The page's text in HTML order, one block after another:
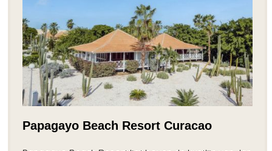
Papagayo Beach Resort Curacao